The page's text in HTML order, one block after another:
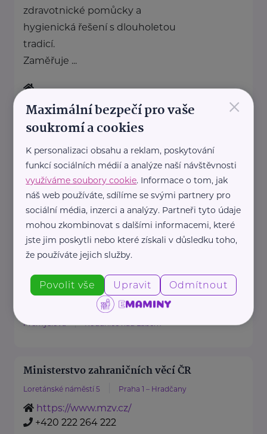
zdravotnické pomůcky a
hygienická řešení s dlouholetou
tradicí.
Zaměřuje ...
https://hartmanndirect.com/cs-cz
+420 800 100 150
info@hartmanndirect.cz
J&M Cruise, spol. s r.o.
Doksany
JOHOHO v.o.s.
Brocno Štětí
Marcela Schűrgerová
Přemyslova Roudnice nad Labem
Ministerstvo zahraničních věcí ČR
Loretánské náměstí 5 Praha 1 – Hradčany
https://www.mzv.cz/
+420 222 264 222
×
Maximální bezpečí pro vaše
soukromí a cookies
K personalizaci obsahu a reklam, poskytování
funkcí sociálních médií a analýze naší návštěvnosti
využíváme soubory cookie. Informace o tom, jak
náš web používáte, sdílíme se svými partnery pro
sociální média, inzerci a analýzy. Partneři tyto údaje
mohou zkombinovat s dalšími informacemi, které
jste jim poskytli nebo které získali v důsledku toho,
že používáte jejich služby.
Povolit vše Upravit Odmítnout